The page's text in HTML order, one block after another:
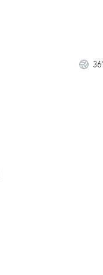
36'